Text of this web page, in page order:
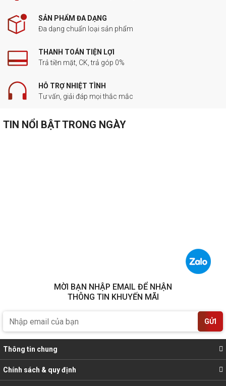
SẢN PHẨM ĐA DẠNG
Đa dạng chuẩn loại sản phẩm
THANH TOÁN TIỆN LỢI
Trả tiền mặt, CK, trả góp 0%
HỖ TRỢ NHIỆT TÌNH
Tư vấn, giải đáp mọi thắc mắc
TIN NỔI BẬT TRONG NGÀY
MỜI BẠN NHẬP EMAIL ĐỂ NHẬN
THÔNG TIN KHUYẾN MÃI
GỬI
Thông tin chung
Chính sách & quy định